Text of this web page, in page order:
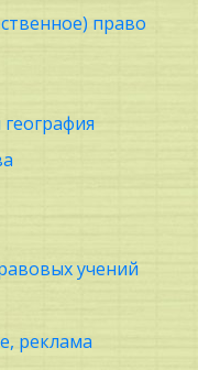
право
учений
реклама